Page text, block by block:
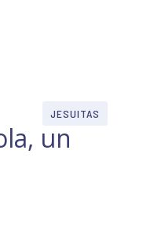
JESUITAS
un